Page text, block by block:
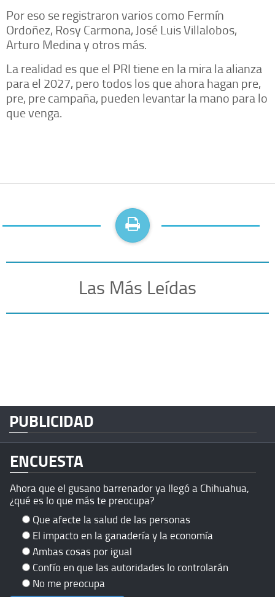
Por eso se registraron varios como Fermín
Ordoñez, Rosy Carmona, José Luis Villalobos,
Arturo Medina y otros más.
La realidad es que el PRI tiene en la mira la alianza
para el 2027, pero todos los que ahora hagan pre,
pre, pre campaña, pueden levantar la mano para lo
que venga.
Las Más Leídas
PUBLICIDAD
ENCUESTA
Ahora que el gusano barrenador ya llegó a Chihuahua,
¿qué es lo que más te preocupa?
Que afecte la salud de las personas
El impacto en la ganadería y la economía
Ambas cosas por igual
Confío en que las autoridades lo controlarán
No me preocupa